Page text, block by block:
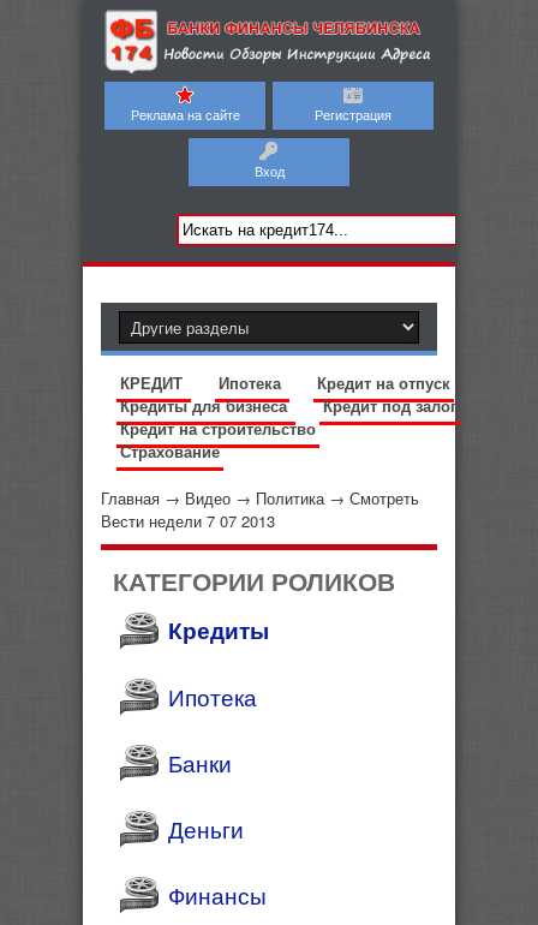
Реклама на сайте Регистрация
Вход
КРЕДИТ Ипотека
Кредит на отпуск
Кредиты для бизнеса
Кредит под залог
Кредит на строительство
Страхование
Главная → Видео → Политика → Смотреть
Вести недели 7 07 2013
КАТЕГОРИИ РОЛИКОВ
Кредиты
Ипотека
Банки
Деньги
Финансы